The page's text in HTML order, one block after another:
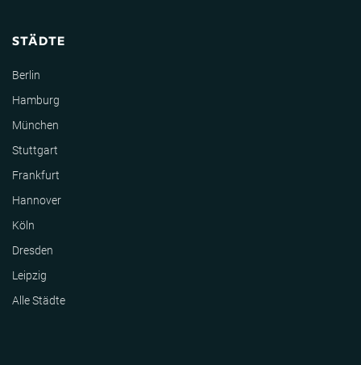
STÄDTE
Berlin
Hamburg
München
Stuttgart
Frankfurt
Hannover
Köln
Dresden
Leipzig
Alle Städte